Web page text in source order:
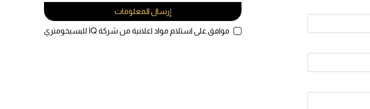
إرسال المعلومات
موافق على استلام مواد اعلانية من شركة IQ للبسيخومتري